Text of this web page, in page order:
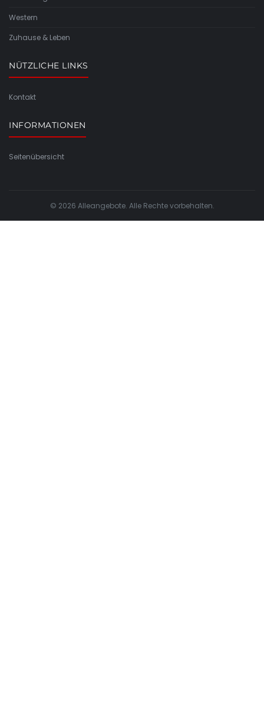
Western
Zuhause & Leben
NÜTZLICHE LINKS
Kontakt
INFORMATIONEN
Seitenübersicht
© 2026 Alleangebote. Alle Rechte vorbehalten.